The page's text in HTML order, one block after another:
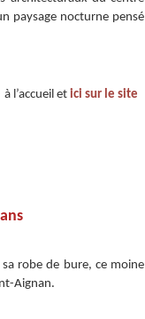
paysage nocturne pensé
l’accueil et ici sur le site
sa robe de bure, ce moine
Aignan.